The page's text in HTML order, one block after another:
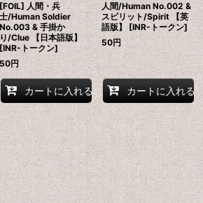
[FOIL] 人間・兵
/Human Soldier
No.003 & 手掛か
り/Clue 【日本語版】
[INR-トークン]
50円
カートに入れる
人間/Human No.002 &
スピリット/Spirit 【英
語版】 [INR-トークン]
50円
カートに入れる